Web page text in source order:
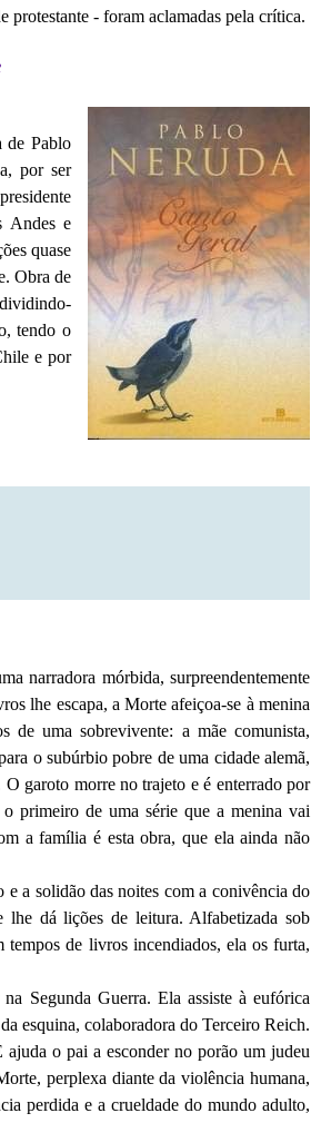
protestante - foram aclamadas pela crítica.
de Pablo
por ser
Andes e
quase
Obra de
tendo o
e por
narradora mórbida, surpreendentemente
lhe escapa, a Morte afeiçoa-se à menina
de uma sobrevivente: a mãe comunista,
o subúrbio pobre de uma cidade alemã,
garoto morre no trajeto e é enterrado por
primeiro de uma série que a menina vai
a família é esta obra, que ela ainda não
e a solidão das noites com a conivência do
lhe dá lições de leitura. Alfabetizada sob
tempos de livros incendiados, ela os furta,
Segunda Guerra. Ela assiste à eufórica
esquina, colaboradora do Terceiro Reich.
o pai a esconder no porão um judeu
perplexa diante da violência humana,
perdida e a crueldade do mundo adulto,